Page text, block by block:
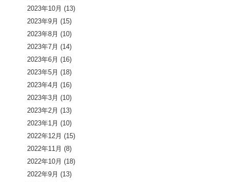
2023年10月 (13)
2023年9月 (15)
2023年8月 (10)
2023年7月 (14)
2023年6月 (16)
2023年5月 (18)
2023年4月 (16)
2023年3月 (10)
2023年2月 (13)
2023年1月 (10)
2022年12月 (15)
2022年11月 (8)
2022年10月 (18)
2022年9月 (13)